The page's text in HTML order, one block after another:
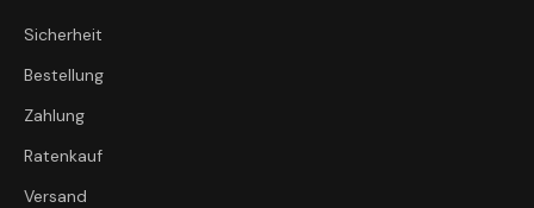
Sicherheit
Bestellung
Zahlung
Ratenkauf
Versand